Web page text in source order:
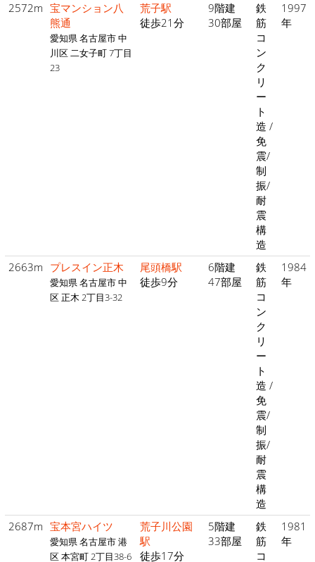
2572m 宝マンション八
熊通
愛知県 名古屋市 中
川区 二女子町 7丁目
23
荒子駅
徒歩21分
9階建
30部屋
鉄
筋
コ
ン
ク
リ
ー
ト
造 /
免
震/
制
振/
耐
震
構
造
1997
年
2663m プレスイン正木
愛知県 名古屋市 中
区 正木 2丁目3-32
尾頭橋駅
徒歩9分
6階建
47部屋
鉄
筋
コ
ン
ク
リ
ー
ト
造 /
免
震/
制
振/
耐
震
構
造
1984
年
2687m 宝本宮ハイツ
愛知県 名古屋市 港
区 本宮町 2丁目38-6
荒子川公園
駅
徒歩17分
5階建
33部屋
鉄
筋
コ
1981
年